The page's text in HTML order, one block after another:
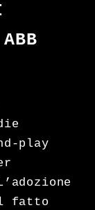
play
fatto